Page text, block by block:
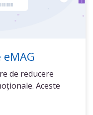
de reducere
Aceste